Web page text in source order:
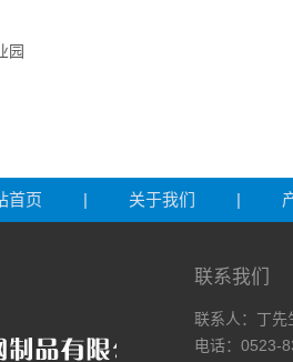
园
首页 | 关于我们 |
联系我们
联系人：丁先
电话：0523-